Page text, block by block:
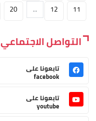
11
12
...
20
التواصل الاجتماعي
تابعونا على
facebook
تابعونا على
youtube